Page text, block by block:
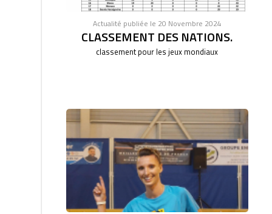
Actualité publiée le 20 Novembre 2024
CLASSEMENT DES NATIONS.
classement pour les jeux mondiaux